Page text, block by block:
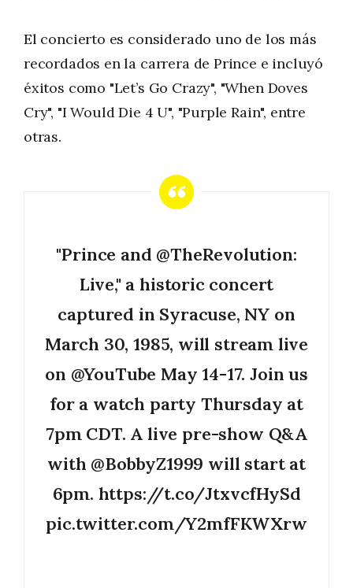
El concierto es considerado uno de los más
recordados en la carrera de Prince e incluyó
éxitos como "Let’s Go Crazy", "When Doves
Cry", "I Would Die 4 U", "Purple Rain", entre
otras.
"Prince and @TheRevolution:
Live," a historic concert
captured in Syracuse, NY on
March 30, 1985, will stream live
on @YouTube May 14-17. Join us
for a watch party Thursday at
7pm CDT. A live pre-show Q&A
with @BobbyZ1999 will start at
6pm. https://t.co/JtxvcfHySd
pic.twitter.com/Y2mfFKWXrw